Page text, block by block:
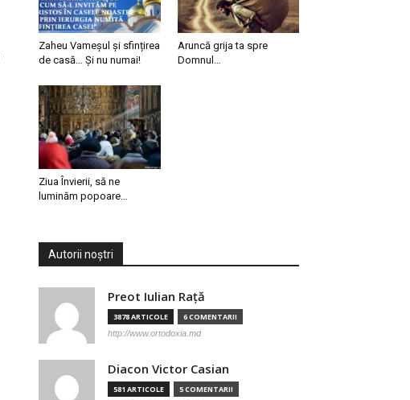
Zaheu Vameșul și sfințirea
de casă… Și nu numai!
Aruncă grija ta spre
Domnul…
Ziua Învierii, să ne
luminăm popoare…
Autorii noștri
Preot Iulian Raţă
3878 ARTICOLE 6 COMENTARII
http://www.ortodoxia.md
Diacon Victor Casian
581 ARTICOLE 5 COMENTARII